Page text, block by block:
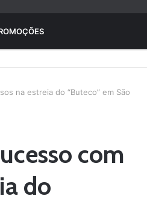
na estreia do “Buteco” em São
com
do